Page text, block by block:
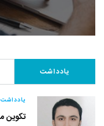
یادداشت
تکوین